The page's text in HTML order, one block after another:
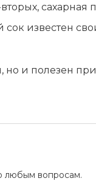
сахарная
известен
и полезен
любым вопросам.